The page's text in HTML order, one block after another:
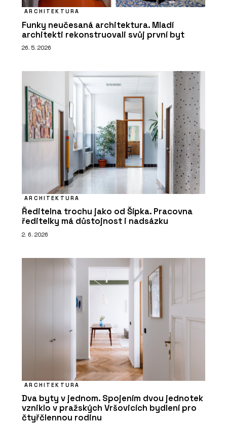
ARCHITEKTURA
Funky neučesaná architektura. Mladí
architekti rekonstruovali svůj první byt
26. 5. 2026
ARCHITEKTURA
Ředitelna trochu jako od Šípka. Pracovna
ředitelky má důstojnost i nadsázku
2. 6. 2026
ARCHITEKTURA
Dva byty v jednom. Spojením dvou jednotek
vzniklo v pražských Vršovicích bydlení pro
čtyřčlennou rodinu